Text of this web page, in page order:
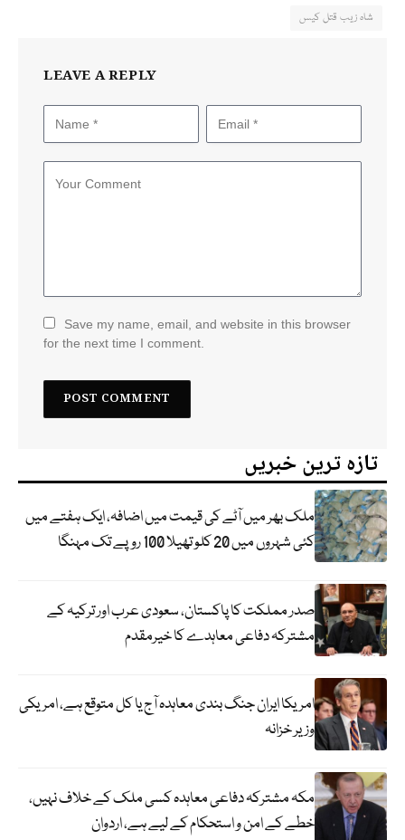
شاہ زیب قتل کیس
LEAVE A REPLY
Save my name, email, and website in this browser
for the next time I comment.
تازہ ترین خبریں
ملک بھر میں آٹے کی قیمت میں اضافہ، ایک ہفتے میں
کئی شہروں میں 20 کلو تھیلا 100 روپے تک مہنگا
صدر مملکت کا پاکستان، سعودی عرب اور ترکیہ کے
مشترکہ دفاعی معاہدے کا خیرمقدم
امریکا ایران جنگ بندی معاہدہ آج یا کل متوقع ہے، امریکی
وزیر خزانہ
مکہ مشترکہ دفاعی معاہدہ کسی ملک کے خلاف نہیں،
خطے کے امن و استحکام کے لیے ہے، اردوان